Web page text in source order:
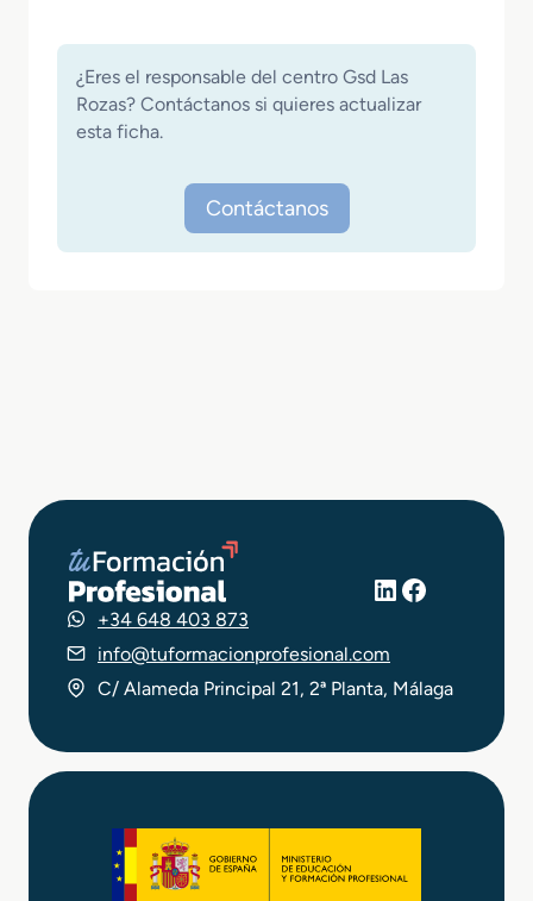
¿Eres el responsable del centro Gsd Las
Rozas? Contáctanos si quieres actualizar
esta ficha.
Contáctanos
LinkedIn
Facebook
+34 648 403 873
info@tuformacionprofesional.com
C/ Alameda Principal 21, 2ª Planta, Málaga